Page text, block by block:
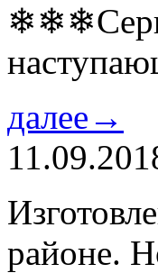
далее→
районе.